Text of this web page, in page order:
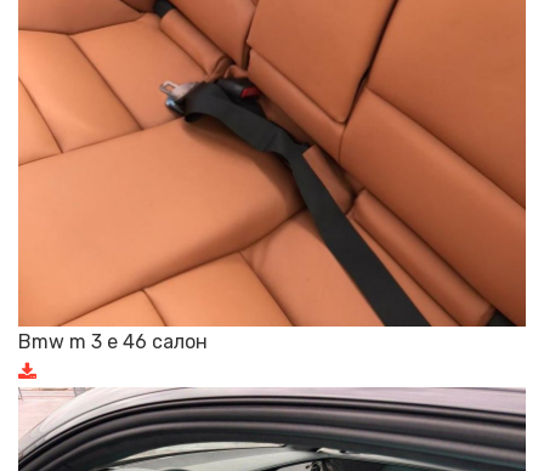
Bmw m 3 e 46 салон